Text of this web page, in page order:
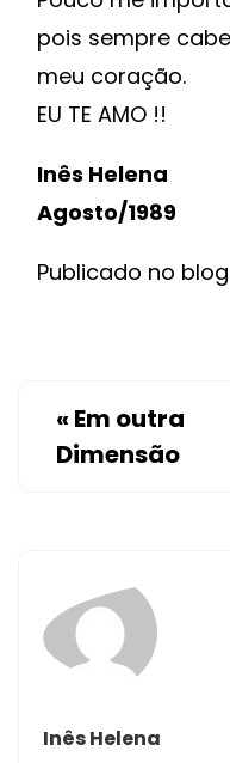
pois sempre
meu coração.
EU TE AMO !!
Inês Helena
Agosto/1989
Publicado no blog
« Em outra
Dimensão
Inês Helena